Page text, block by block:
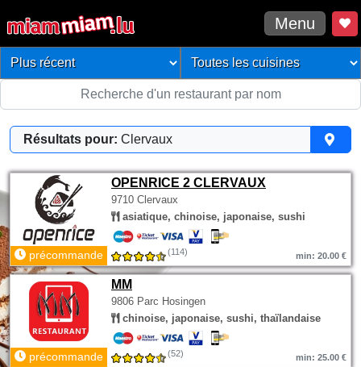
Menu
Résultats pour: Clervaux
OPENRICE 2 CLERVAUX
9710 Clervaux
asiatique, chinoise, japonaise, sushi
précommande (114) min: 20.00 €
MM
9806 Parc Hosingen
chinoise, japonaise, sushi, thaïlandaise
précommande (52) min: 25.00 €